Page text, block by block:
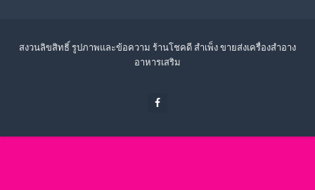
สงวนลิขสิทธิ์ รูปภาพและข้อความ ร้านโชคดี สำเพ็ง ขายส่งเครื่องสำอาง
อาหารเสริม